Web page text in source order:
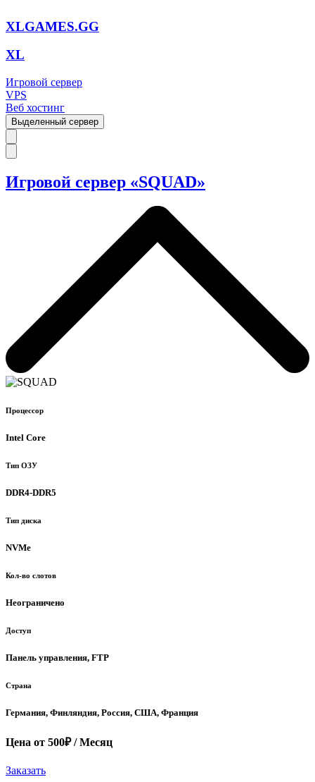
XLGAMES.GG
XL
Игровой сервер
VPS
Веб хостинг
Выделенный сервер
Игровой сервер «SQUAD»
Процессор
Intel Core
Тип ОЗУ
DDR4-DDR5
Тип диска
NVMe
Кол-во слотов
Неограничено
Доступ
Панель управления, FTP
Страна
Германия, Финляндия, Россия, США, Франция
Цена от 500₽ / Месяц
Заказать